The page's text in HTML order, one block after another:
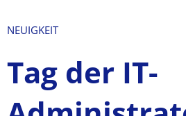
NEUIGKEIT
Tag der IT-